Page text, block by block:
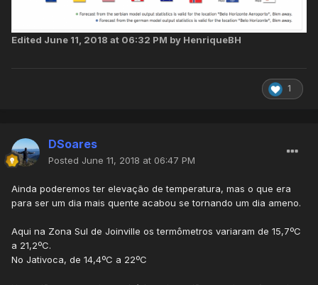
Edited June 11, 2018 at 06:32 PM by HenriqueBH
1
DSoares
Posted June 11, 2018 at 06:47 PM
Ainda poderemos ter elevação de temperatura, mas o que era
para ser um dia mais quente acabou se tornando um dia ameno.
Aqui na Zona Sul de Joinville os termômetros variaram de 15,7ºC
a 21,2ºC.
No Jativoca, de 14,4ºC a 22ºC